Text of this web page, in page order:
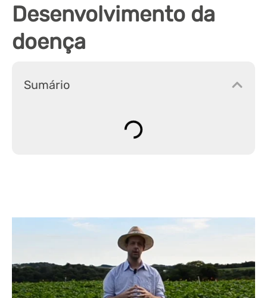
Desenvolvimento da
doença
Sumário